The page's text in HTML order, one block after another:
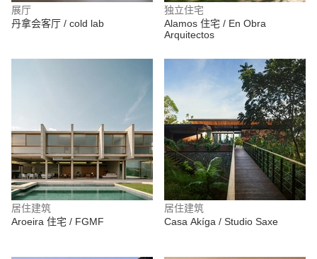
展厅
丹拿会客厅 / cold lab
独立住宅
Alamos 住宅 / En Obra
Arquitectos
居住建筑
Aroeira 住宅 / FGMF
居住建筑
Casa Akíga / Studio Saxe